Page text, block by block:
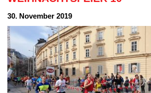
30. November 2019